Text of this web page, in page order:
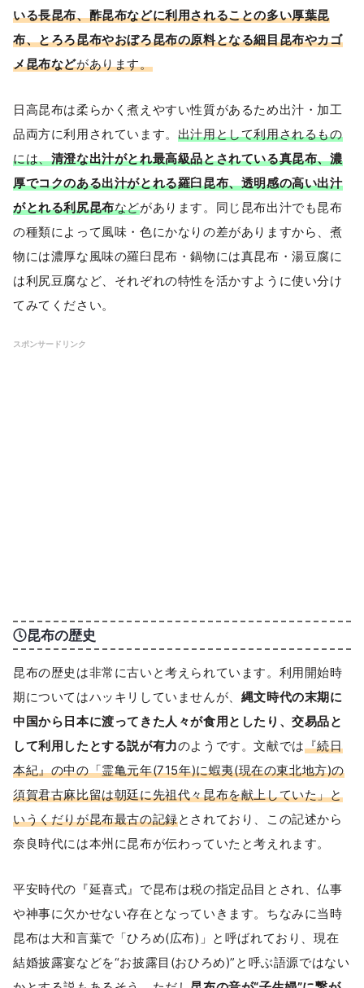
いる長昆布、酢昆布などに利用されることの多い厚葉昆
布、とろろ昆布やおぼろ昆布の原料となる細目昆布やカゴ
メ昆布などがあります。
日高昆布は柔らかく煮えやすい性質があるため出汁・加工
品両方に利用されています。 出汁用として利用されるもの
には、清澄な出汁がとれ最高級品とされている真昆布、濃
厚でコクのある出汁がとれる羅臼昆布、透明感の高い出汁
がとれる利尻昆布などがあります。同じ昆布出汁でも昆布
の種類によって風味・色にかなりの差がありますから、煮
物には濃厚な風味の羅臼昆布・鍋物には真昆布・湯豆腐に
は利尻豆腐など、それぞれの特性を活かすように使い分け
てみてください。
スポンサードリンク
昆布の歴史
昆布の歴史は非常に古いと考えられています。利用開始時
期についてはハッキリしていませんが、 縄文時代の末期に
中国から日本に渡ってきた人々が食用としたり、交易品と
して利用したとする説が有力のようです。文献では『続日
本紀』の中の「霊亀元年(715年)に蝦夷(現在の東北地方)の
須賀君古麻比留は朝廷に先祖代々昆布を献上していた」と
いうくだりが昆布最古の記録とされており、この記述から
奈良時代には本州に昆布が伝わっていたと考えれます。
平安時代の『延喜式』で昆布は税の指定品目とされ、仏事
や神事に欠かせない存在となっていきます。ちなみに当時
昆布は大和言葉で「ひろめ(広布)」と呼ばれており、現在
結婚披露宴などを“お披露目(おひろめ)”と呼ぶ語源ではない